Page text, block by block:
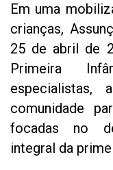
Em uma
crianças,
25 de abril de
Primeira
especialistas,
comunidade
focadas no
integral da